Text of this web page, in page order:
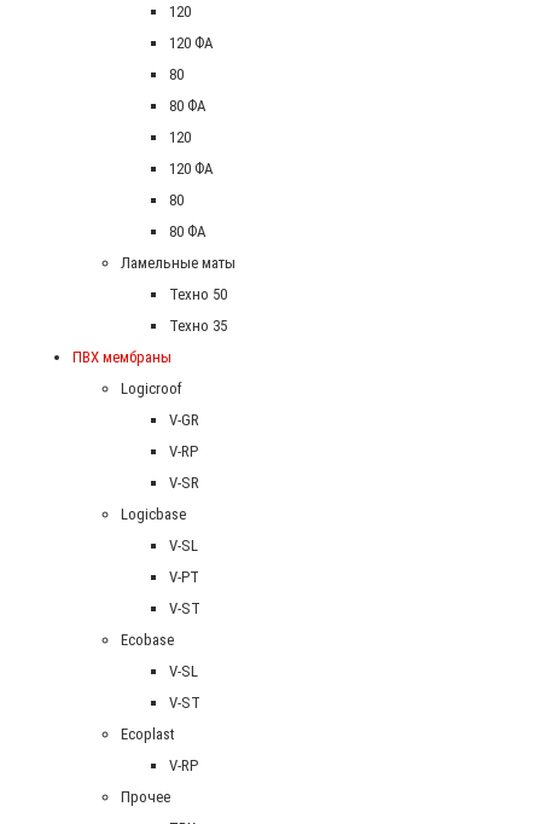
120
120 ФА
80
80 ФА
120
120 ФА
80
80 ФА
Ламельные маты
Техно 50
Техно 35
ПВХ мембраны
Logicroof
V-GR
V-RP
V-SR
Logicbase
V-SL
V-PT
V-ST
Ecobase
V-SL
V-ST
Ecoplast
V-RP
Прочее